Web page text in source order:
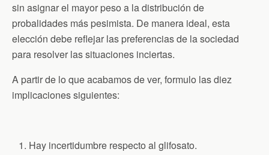
sin asignar el mayor peso a la distribución de
probalidades más pesimista. De manera ideal, esta
elección debe reflejar las preferencias de la sociedad
para resolver las situaciones inciertas.
A partir de lo que acabamos de ver, formulo las diez
implicaciones siguientes:
Hay incertidumbre respecto al glifosato.